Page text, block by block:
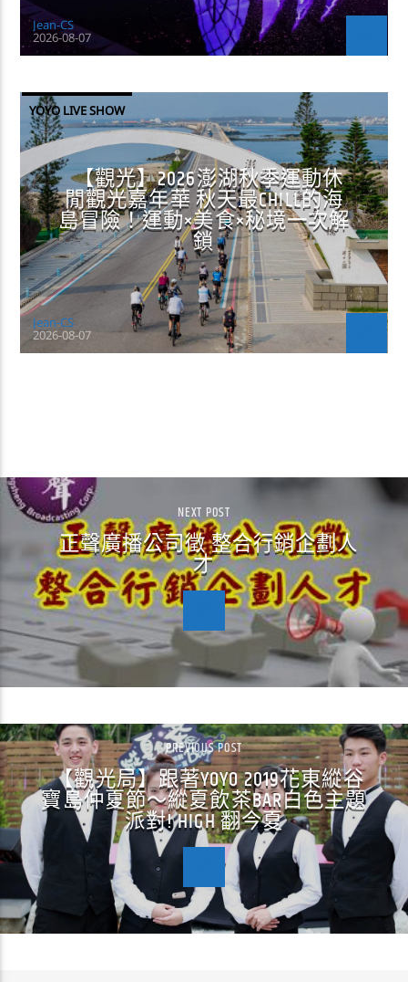
Jean-CS
2026-08-07
YOYO LIVE SHOW
【觀光】2026澎湖秋季運動休
閒觀光嘉年華 秋天最CHILL的海
島冒險！運動×美食×秘境一次解
鎖
Jean-CS
2026-08-07
NEXT POST
正聲廣播公司徵 整合行銷企劃人
才
PREVIOUS POST
【觀光局】跟著YOYO 2019花東縱谷
寶島仲夏節～縱夏飲茶BAR白色主題
派對! HIGH 翻今夏